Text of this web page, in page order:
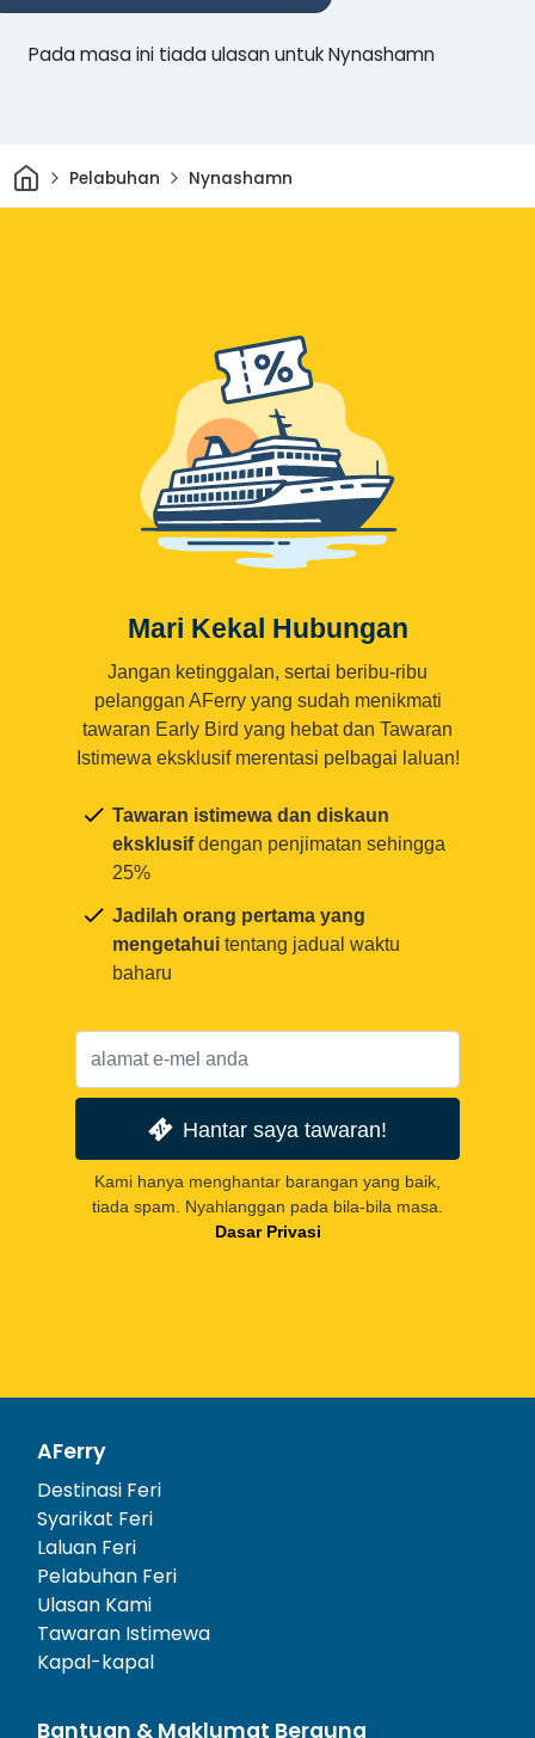
Pada masa ini tiada ulasan untuk Nynashamn
Rumah
Pelabuhan Nynashamn
Mari Kekal Hubungan
Jangan ketinggalan, sertai beribu-ribu
pelanggan AFerry yang sudah menikmati
tawaran Early Bird yang hebat dan Tawaran
Istimewa eksklusif merentasi pelbagai laluan!
Tawaran istimewa dan diskaun
eksklusifdengan penjimatan sehingga
25%
Jadilah orang pertama yang
mengetahui tentang jadual waktu
baharu
Hantar saya tawaran!
Kami hanya menghantar barangan yang baik,
tiada spam. Nyahlanggan pada bila-bila masa.
Dasar Privasi
AFerry
Destinasi Feri
Syarikat Feri
Laluan Feri
Pelabuhan Feri
Ulasan Kami
Tawaran Istimewa
Kapal-kapal
Bantuan & Maklumat Berguna